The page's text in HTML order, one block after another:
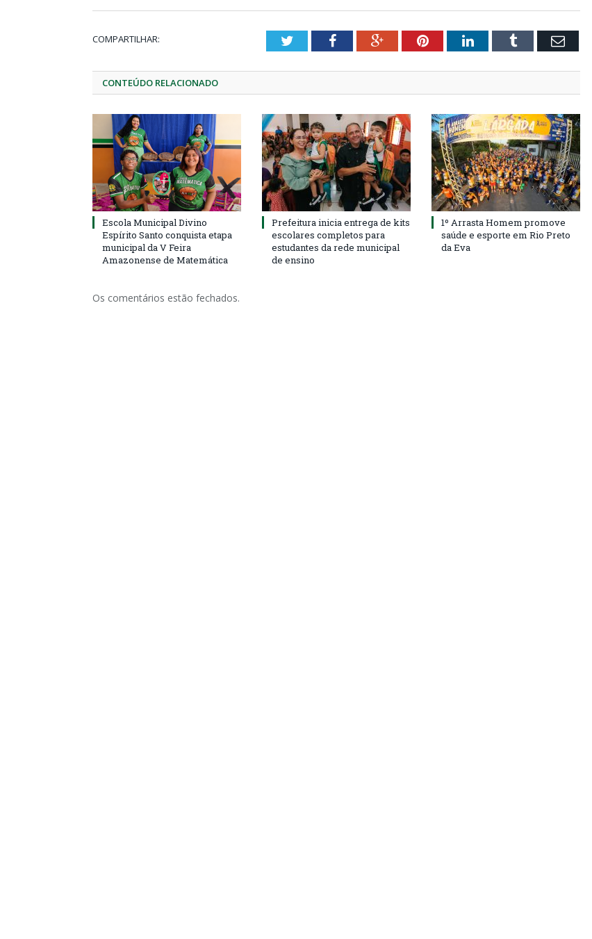
COMPARTILHAR: TwitterFacebookGoogle+PinterestLinkedInTumblr Email
CONTEÚDO RELACIONADO
Escola Municipal Divino
Espírito Santo conquista etapa
municipal da V Feira
Amazonense de Matemática
Prefeitura inicia entrega de kits
escolares completos para
estudantes da rede municipal
de ensino
1º Arrasta Homem promove
saúde e esporte em Rio Preto
da Eva
Os comentários estão fechados.